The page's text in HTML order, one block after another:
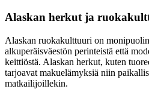
Alaskan herkut ja
Alaskan ruokakulttuuri on
alkuperäisväestön perinteistä että
keittiöstä. Alaskan herkut, kuten
tarjoavat makuelämyksiä niin
matkailijoillekin.